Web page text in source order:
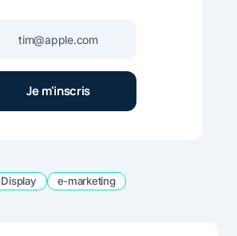
Display e-marketing